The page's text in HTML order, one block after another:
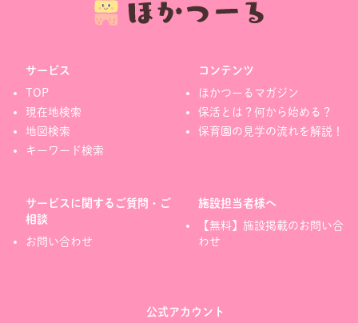
サービス
TOP
現在地検索
地図検索
キーワード検索
コンテンツ
ほかつーるマガジン
保活とは？何から始める？
保育園の見学の流れを解説！
サービスに関するご質問・ご
相談
お問い合わせ
施設担当者様へ
【無料】施設掲載のお問い合
わせ
公式アカウント